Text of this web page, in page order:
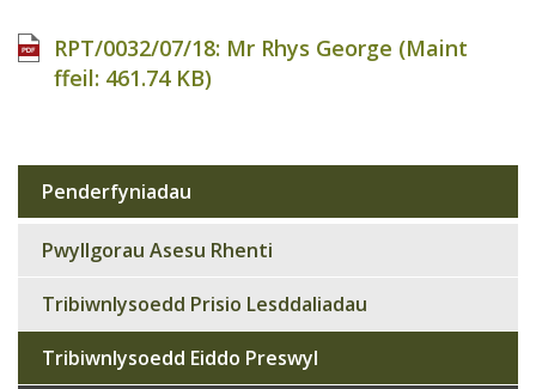
RPT/0032/07/18: Mr Rhys George (Maint
ffeil: 461.74 KB)
Sub
navigation
Penderfyniadau
Pwyllgorau Asesu Rhenti
Tribiwnlysoedd Prisio Lesddaliadau
Tribiwnlysoedd Eiddo Preswyl